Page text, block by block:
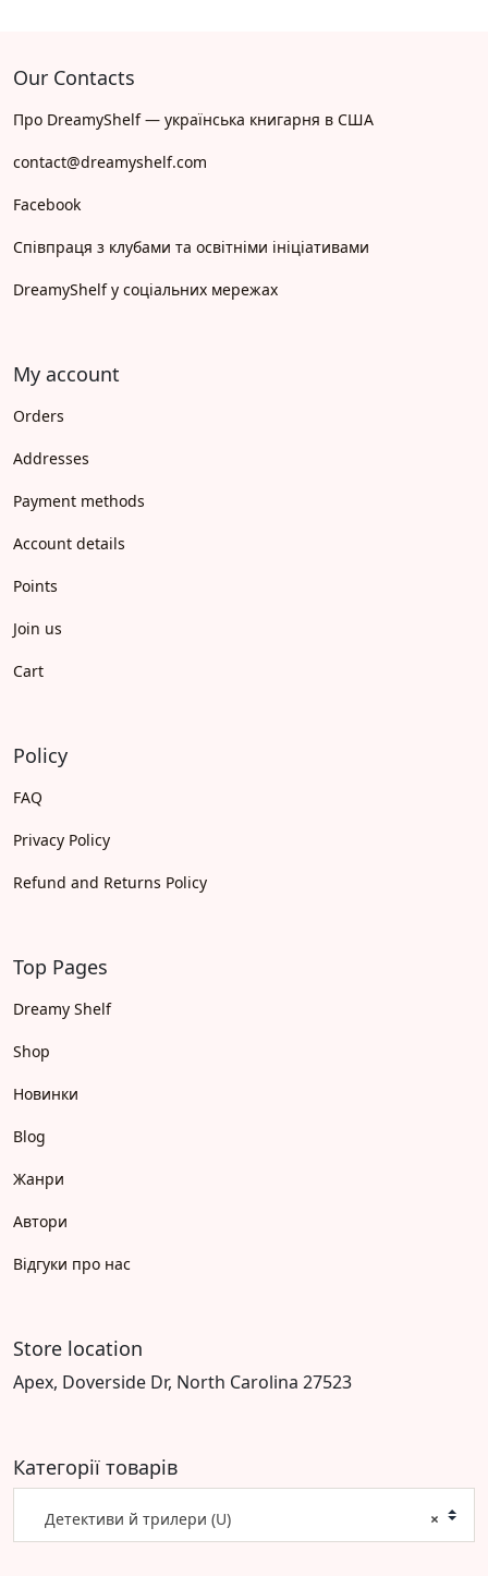
Our Contacts
Про DreamyShelf — українська книгарня в США
contact@dreamyshelf.com
Facebook
Співпраця з клубами та освітніми ініціативами
DreamyShelf у соціальних мережах
My account
Orders
Addresses
Payment methods
Account details
Points
Join us
Cart
Policy
FAQ
Privacy Policy
Refund and Returns Policy
Top Pages
Dreamy Shelf
Shop
Новинки
Blog
Жанри
Автори
Відгуки про нас
Store location
Apex, Doverside Dr, North Carolina 27523
Категорії товарів
×
Детективи й трилери (U)